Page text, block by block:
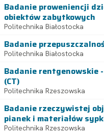
Badanie proweniencji
obiektów zabytkowych
Politechnika Białostocka
Badanie
Politechnika Białostocka
Badanie rentgenowskie
(CT)
Politechnika Rzeszowska
Badanie rzeczywistej
pianek i materiałów
Politechnika Rzeszowska